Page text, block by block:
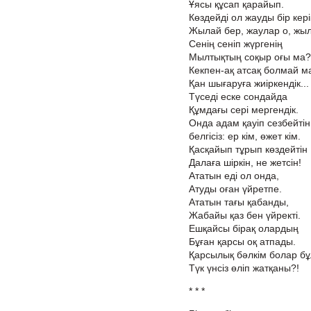
Ұясы құсап қарайып.
Көздейді ол жауды бір
Жылай бер, жаулар о,
Сенің сеніп жүргенің
Мылтықтың соқыр оғы ма?
Кекпен-ақ атсақ болмай
Қан шығаруға жиіркендік...
Түседі еске сондайда
Құмдағы сері мергендік.
Онда адам қауіп
белгісіз: ер кім, өжет кім.
Қасқайып тұрып көздейтін
Далаға шіркін, не жетсін!
Ататын еді ол онда,
Атуды оған үйретпе.
Ататын тағы қабанды,
Жабайы қаз бен үйректі.
Ешқайсы бірақ олардың
Бұған қарсы оқ атпады.
Қарсылық бәлкім болар
Түк үнсіз өліп жатқаны?!
* * *